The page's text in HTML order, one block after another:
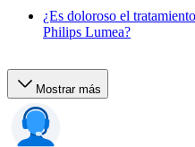
¿Es doloroso el
Philips Lumea?
Mostrar más